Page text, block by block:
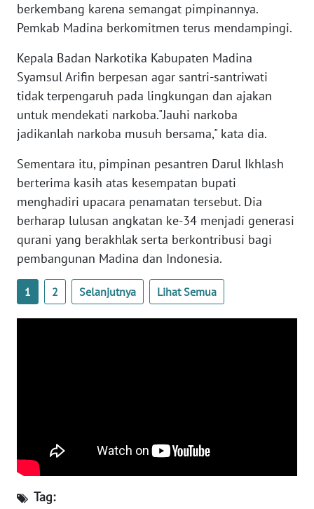
berkembang karena semangat pimpinannya.
Pemkab Madina berkomitmen terus mendampingi.
Kepala Badan Narkotika Kabupaten Madina
Syamsul Arifin berpesan agar santri-santriwati
tidak terpengaruh pada lingkungan dan ajakan
untuk mendekati narkoba."Jauhi narkoba
jadikanlah narkoba musuh bersama," kata dia.
Sementara itu, pimpinan pesantren Darul Ikhlash
berterima kasih atas kesempatan bupati
menghadiri upacara penamatan tersebut. Dia
berharap lulusan angkatan ke-34 menjadi generasi
qurani yang berakhlak serta berkontribusi bagi
pembangunan Madina dan Indonesia.
1 2 Selanjutnya Lihat Semua
Tag:
WN
WN
BENGKULU
LAMPUNG
WN
WN
NUSANTARA
WN
JOGJA
KALBAR
WN
KALTENG